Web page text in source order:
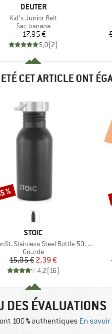
MARQUE
DEUTER
Article
Kid's Junior Belt
Product group
Sac banane
Prix
17,95 €
5,0(2)
CET ARTICLE ONT
MARQUE
STOIC
Stainless Steel Bottle 500ml
Product group
Gourde
Prix
15,95 €Prix réduit
2,39 €
4,2(16)
%
DES ÉVALUATIONS
100 % authentiques En